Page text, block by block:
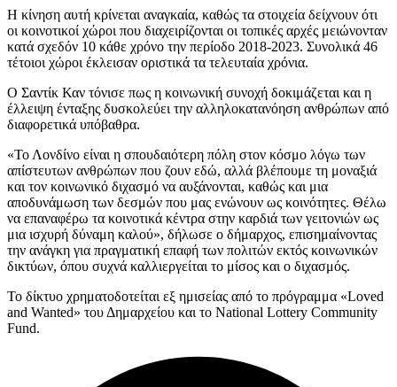
Η κίνηση αυτή κρίνεται αναγκαία, καθώς τα στοιχεία δείχνουν ότι
οι κοινοτικοί χώροι που διαχειρίζονται οι τοπικές αρχές μειώνονταν
κατά σχεδόν 10 κάθε χρόνο την περίοδο 2018-2023. Συνολικά 46
τέτοιοι χώροι έκλεισαν οριστικά τα τελευταία χρόνια.
Ο Σαντίκ Καν τόνισε πως η κοινωνική συνοχή δοκιμάζεται και η
έλλειψη ένταξης δυσκολεύει την αλληλοκατανόηση ανθρώπων από
διαφορετικά υπόβαθρα.
«Το Λονδίνο είναι η σπουδαιότερη πόλη στον κόσμο λόγω των
απίστευτων ανθρώπων που ζουν εδώ, αλλά βλέπουμε τη μοναξιά
και τον κοινωνικό διχασμό να αυξάνονται, καθώς και μια
αποδυνάμωση των δεσμών που μας ενώνουν ως κοινότητες. Θέλω
να επαναφέρω τα κοινοτικά κέντρα στην καρδιά των γειτονιών ως
μια ισχυρή δύναμη καλού», δήλωσε ο δήμαρχος, επισημαίνοντας
την ανάγκη για πραγματική επαφή των πολιτών εκτός κοινωνικών
δικτύων, όπου συχνά καλλιεργείται το μίσος και ο διχασμός.
Το δίκτυο χρηματοδοτείται εξ ημισείας από το πρόγραμμα «Loved
and Wanted» του Δημαρχείου και το National Lottery Community
Fund.